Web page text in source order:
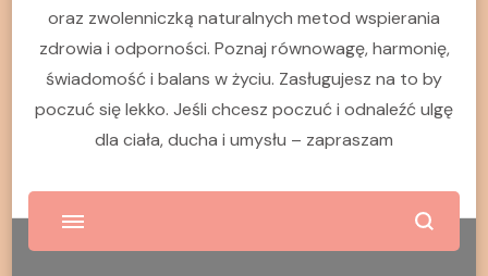
oraz zwolenniczką naturalnych metod wspierania
zdrowia i odporności. Poznaj równowagę, harmonię,
świadomość i balans w życiu. Zasługujesz na to by
poczuć się lekko. Jeśli chcesz poczuć i odnaleźć ulgę
dla ciała, ducha i umysłu – zapraszam